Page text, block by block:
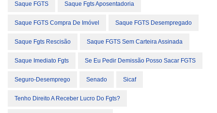
Saque FGTS Saque Fgts Aposentadoria
Saque FGTS Compra De Imóvel Saque FGTS Desempregado
Saque Fgts Rescisão Saque FGTS Sem Carteira Assinada
Saque Imediato Fgts Se Eu Pedir Demissão Posso Sacar FGTS
Seguro-Desemprego Senado Sicaf
Tenho Direito A Receber Lucro Do Fgts?